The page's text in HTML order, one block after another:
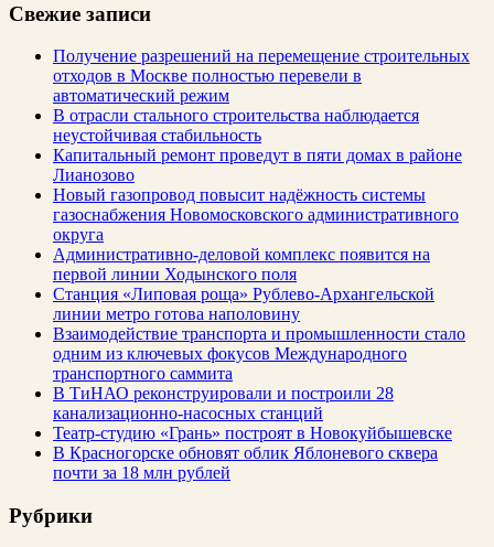
Свежие записи
Получение разрешений на перемещение строительных
отходов в Москве полностью перевели в
автоматический режим
В отрасли стального строительства наблюдается
неустойчивая стабильность
Капитальный ремонт проведут в пяти домах в районе
Лианозово
Новый газопровод повысит надёжность системы
газоснабжения Новомосковского административного
округа
Административно-деловой комплекс появится на
первой линии Ходынского поля
Станция «Липовая роща» Рублево-Архангельской
линии метро готова наполовину
Взаимодействие транспорта и промышленности стало
одним из ключевых фокусов Международного
транспортного саммита
В ТиНАО реконструировали и построили 28
канализационно-насосных станций
Театр-студию «Грань» построят в Новокуйбышевске
В Красногорске обновят облик Яблоневого сквера
почти за 18 млн рублей
Рубрики